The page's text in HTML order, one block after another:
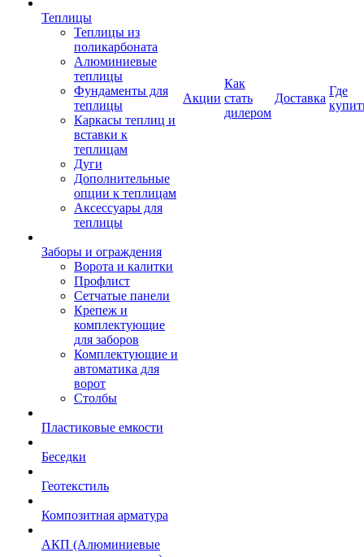
Теплицы
Теплицы из
поликарбоната
Алюминиевые
теплицы
Фундаменты для
теплицы
Каркасы теплиц и
вставки к
теплицам
Дуги
Дополнительные
опции к теплицам
Аксессуары для
теплицы
Заборы и ограждения
Ворота и калитки
Профлист
Сетчатые панели
Крепеж и
комплектующие
для заборов
Комплектующие и
автоматика для
ворот
Столбы
Пластиковые емкости
Беседки
Геотекстиль
Композитная арматура
АКП (Алюминиевые
Акции
Как
стать
дилером
Доставка
Где